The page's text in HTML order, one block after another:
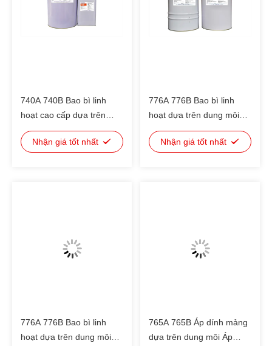
740A 740B Bao bì linh
hoạt cao cấp dựa trên
dung môi, kết dính Kháng
chất trung bình (ác, kiềm,
Nhận giá tốt nhất
776A 776B Bao bì linh
hoạt dựa trên dung môi
Áp dính cứng nhanh cho
PET/AL/PE
Nhận giá tốt nhất
776A 776B Bao bì linh
hoạt dựa trên dung môi
765A 765B Áp dính mảng
dựa trên dung môi Áp